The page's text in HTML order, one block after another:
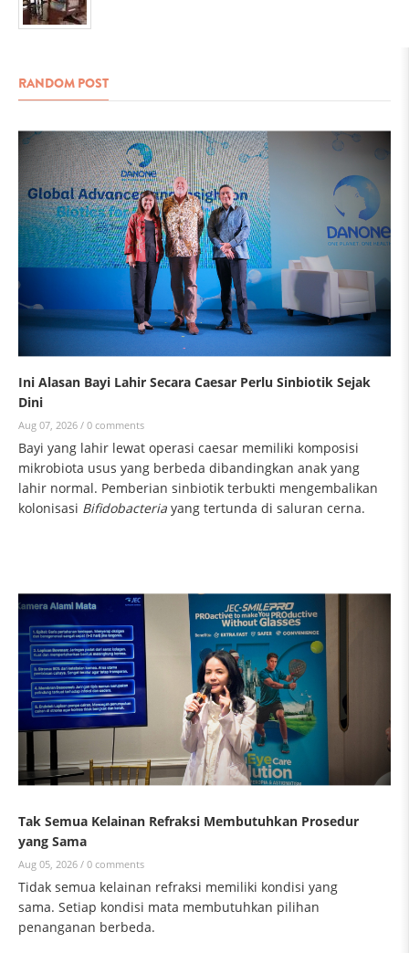
RANDOM POST
Ini Alasan Bayi Lahir Secara Caesar Perlu Sinbiotik Sejak
Dini
Aug 07, 2026 / 0 comments
Bayi yang lahir lewat operasi caesar memiliki komposisi
mikrobiota usus yang berbeda dibandingkan anak yang
lahir normal. Pemberian sinbiotik terbukti mengembalikan
kolonisasi Bifidobacteria yang tertunda di saluran cerna.
Tak Semua Kelainan Refraksi Membutuhkan Prosedur
yang Sama
Aug 05, 2026 / 0 comments
Tidak semua kelainan refraksi memiliki kondisi yang
sama. Setiap kondisi mata membutuhkan pilihan
penanganan berbeda.